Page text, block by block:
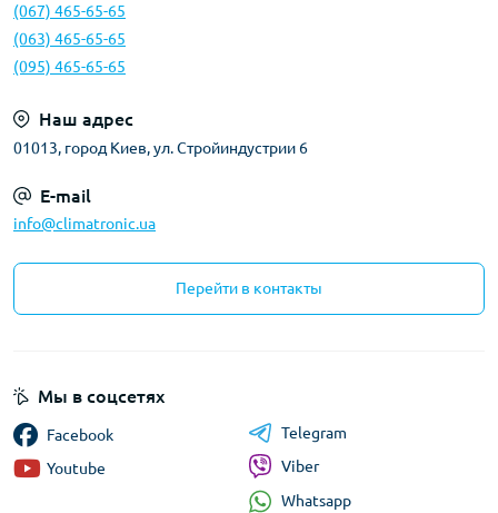
(067) 465-65-65
(063) 465-65-65
(095) 465-65-65
Наш адрес
01013, город Киев, ул. Стройиндустрии 6
E-mail
info@climatronic.ua
Перейти в контакты
Мы в соцсетях
Facebook
Youtube
Telegram
Viber
Whatsapp